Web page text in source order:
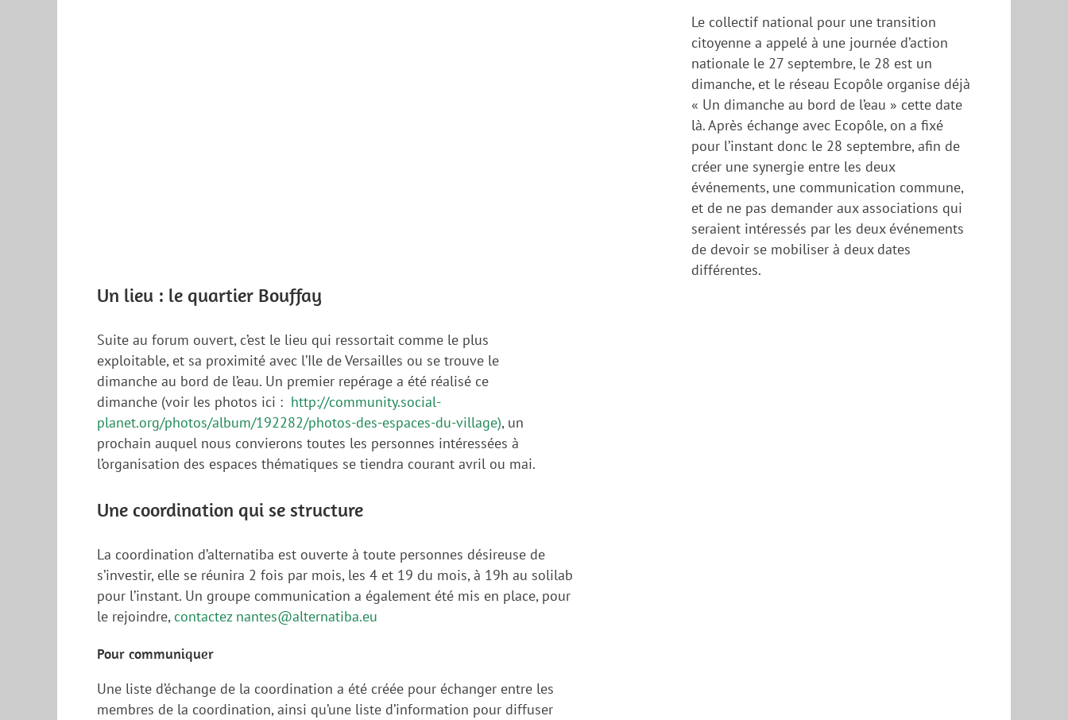
Le collectif national pour une transition
citoyenne a appelé à une journée d’action
nationale le 27 septembre, le 28 est un
dimanche, et le réseau Ecopôle organise déjà
« Un dimanche au bord de l’eau » cette date
là. Après échange avec Ecopôle, on a fixé
pour l’instant donc le 28 septembre, afin de
créer une synergie entre les deux
événements, une communication commune,
et de ne pas demander aux associations qui
seraient intéressés par les deux événements
de devoir se mobiliser à deux dates
différentes.
Un lieu : le quartier Bouffay
Suite au forum ouvert, c’est le lieu qui ressortait comme le plus
exploitable, et sa proximité avec l’Ile de Versailles ou se trouve le
dimanche au bord de l’eau. Un premier repérage a été réalisé ce
dimanche (voir les photos ici : http://community.social-
planet.org/photos/album/192282/photos-des-espaces-du-village), un
prochain auquel nous convierons toutes les personnes intéressées à
l’organisation des espaces thématiques se tiendra courant avril ou mai.
Une coordination qui se structure
La coordination d’alternatiba est ouverte à toute personnes désireuse de
s’investir, elle se réunira 2 fois par mois, les 4 et 19 du mois, à 19h au solilab
pour l’instant. Un groupe communication a également été mis en place, pour
le rejoindre,contactez nantes@alternatiba.eu
Pour communiquer
Une liste d’échange de la coordination a été créée pour échanger entre les
membres de la coordination, ainsi qu’une liste d’information pour diffuser